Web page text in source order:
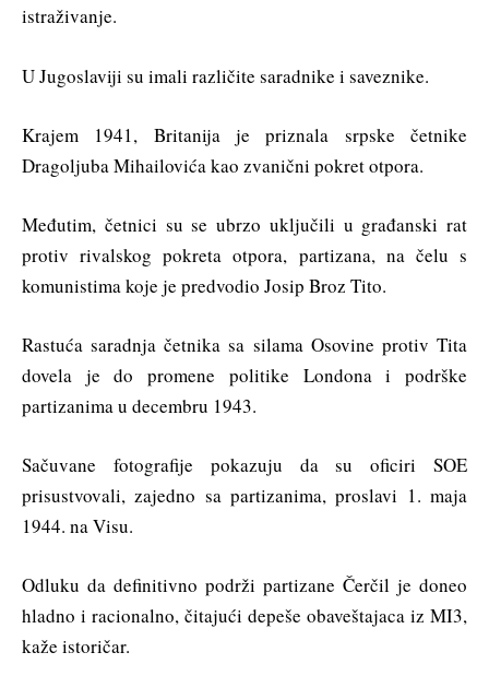
istraživanje.
U Jugoslaviji su imali različite saradnike i saveznike.
Krajem 1941, Britanija je priznala srpske četnike
Dragoljuba Mihailovića kao zvanični pokret otpora.
Međutim, četnici su se ubrzo uključili u građanski rat
protiv rivalskog pokreta otpora, partizana, na čelu s
komunistima koje je predvodio Josip Broz Tito.
Rastuća saradnja četnika sa silama Osovine protiv Tita
dovela je do promene politike Londona i podrške
partizanima u decembru 1943.
Sačuvane fotografije pokazuju da su oficiri SOE
prisustvovali, zajedno sa partizanima, proslavi 1. maja
1944. na Visu.
Odluku da definitivno podrži partizane Čerčil je doneo
hladno i racionalno, čitajući depeše obaveštajaca iz MI3,
kaže istoričar.